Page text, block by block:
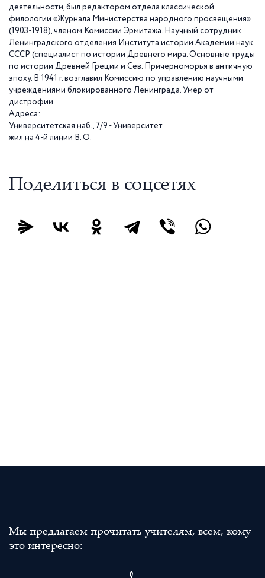
деятельности, был редактором отдела классической
филологии «Журнала Министерства народного просвещения»
(1903-1918), членом Комиссии Эрмитажа. Научный сотрудник
Ленинградского отделения Института истории Академии наук
СССР (специалист по истории Древнего мира. Основные труды
по истории Древней Греции и Сев. Причерноморья в античную
эпоху. В 1941 г. возглавил Комиссию по управлению научными
учреждениями блокированного Ленинграда. Умер от
дистрофии.
Адреса:
Университетская наб., 7/9 - Университет
жил на 4-й линии В. О.
Поделиться в соцсетях
Мы предлагаем прочитать учителям, всем, кому
это интересно: